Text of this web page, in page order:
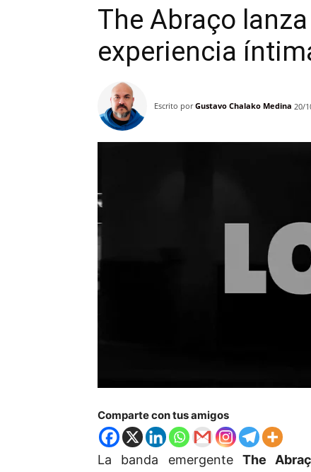
The Abraço lanza
experiencia
Escrito por Gustavo Chalako Medina 20/
Comparte con tus amigos
La banda emergente The